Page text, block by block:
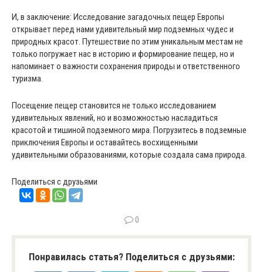
И, в заключение: Исследование загадочных пещер Европы
открывает перед нами удивительный мир подземных чудес и
природных красот. Путешествие по этим уникальным местам не
только погружает нас в историю и формирование пещер, но и
напоминает о важности сохранения природы и ответственного
туризма.
Посещение пещер становится не только исследованием
удивительных явлений, но и возможностью насладиться
красотой и тишиной подземного мира. Погрузитесь в подземные
приключения Европы и оставайтесь восхищенными
удивительными образованиями, которые создала сама природа.
Поделиться с друзьями
0
Понравилась статья? Поделиться с друзьями: